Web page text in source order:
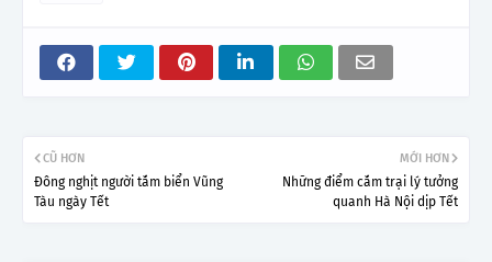
MỚI HƠN
Những điểm cắm trại lý tưởng
quanh Hà Nội dịp Tết
CŨ HƠN
Đông nghịt người tắm biển Vũng
Tàu ngày Tết